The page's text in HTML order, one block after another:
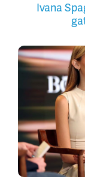
Ivana